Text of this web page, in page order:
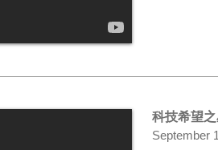
科技希望
September